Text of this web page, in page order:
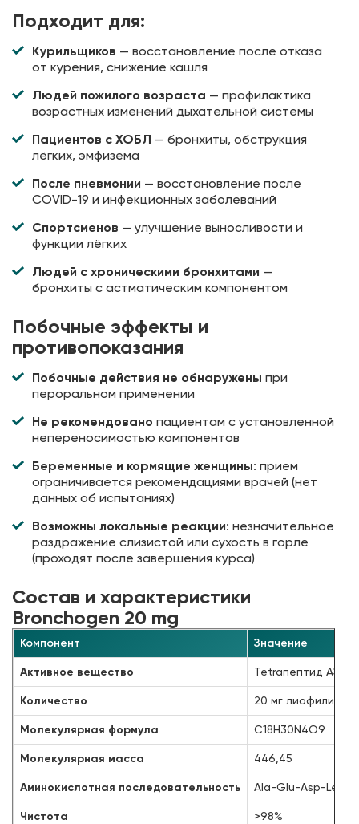
Подходит для:
Курильщиков — восстановление после отказа
от курения, снижение кашля
Людей пожилого возраста — профилактика
возрастных изменений дыхательной системы
Пациентов с ХОБЛ — бронхиты, обструкция
лёгких, эмфизема
После пневмонии — восстановление после
COVID-19 и инфекционных заболеваний
Спортсменов — улучшение выносливости и
функции лёгких
Людей с хроническими бронхитами —
бронхиты с астматическим компонентом
Побочные эффекты и
противопоказания
Побочные действия не обнаружены при
пероральном применении
Не рекомендовано пациентам с установленной
непереносимостью компонентов
Беременные и кормящие женщины: прием
ограничивается рекомендациями врачей (нет
данных об испытаниях)
Возможны локальные реакции: незначительное
раздражение слизистой или сухость в горле
(проходят после завершения курса)
Состав и характеристики
Bronchogen 20 mg
Компонент Значение
Активное вещество Tetraпептид АЭДГ
Количество 20 мг
Молекулярная формула C18H30N4O9
Молекулярная масса 446,45
Аминокислотная последовательность Ala-Glu-Asp-Leu
Чистота >98%